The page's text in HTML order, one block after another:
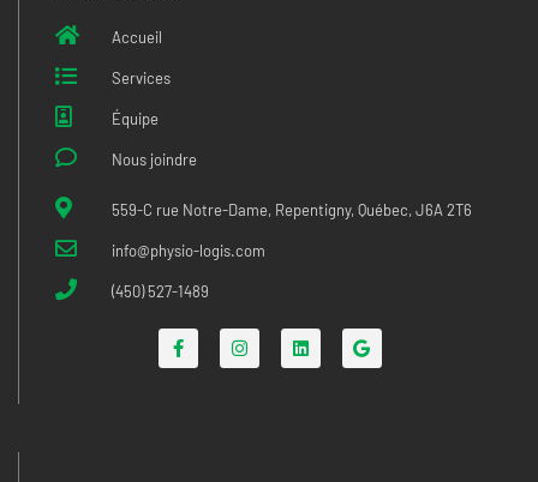
Accueil
Services
Équipe
Nous joindre
559-C rue Notre-Dame, Repentigny, Québec, J6A 2T6
info@physio-logis.com
(450) 527-1489